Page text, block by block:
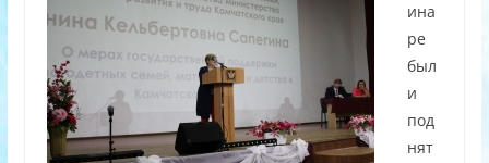
ина
ре
был
и
под
нят